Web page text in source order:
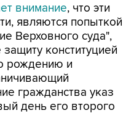
внимание, что эти
являются попыткой
Верховного суда",
конституцией
рождению и
гражданства указ
день его второго